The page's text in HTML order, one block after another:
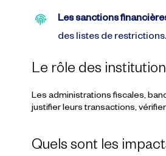
Les sanctions
des listes de restrictions.
Le rôle des
Les administrations fiscales,
justifier leurs transactions,
Quels sont les